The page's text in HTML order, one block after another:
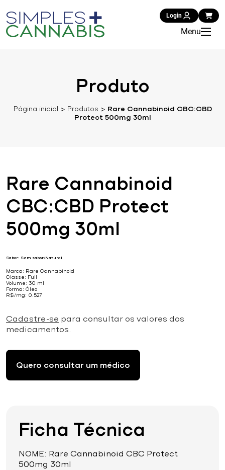
Login
Menu
Produto
Página inicial > Produtos > Rare Cannabinoid CBC:CBD
Protect 500mg 30ml
Rare Cannabinoid
CBC:CBD Protect
500mg 30ml
Sabor: Sem sabor/Natural
Marca: Rare Cannabinoid
Classe: Full
Volume: 30 ml
Forma: Óleo
R$/mg: 0,527
Cadastre-se para consultar os valores dos
medicamentos.
Quero consultar um médico
Ficha Técnica
NOME: Rare Cannabinoid CBC Protect
500mg 30ml